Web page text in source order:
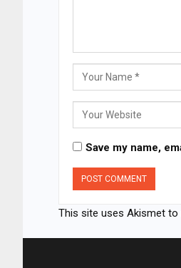
Save my name,
This site uses Akismet to